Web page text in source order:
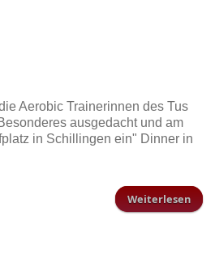
Aerobic Trainerinnen des Tus
ausgedacht und am
in Schillingen ein" Dinner in
Weiterlesen